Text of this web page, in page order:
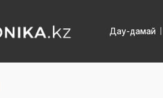
Дау-дамай